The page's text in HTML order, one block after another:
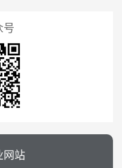
号
网站